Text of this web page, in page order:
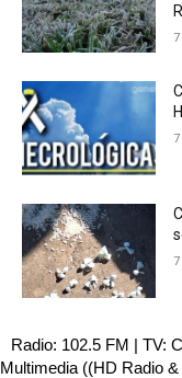
Radio: 102.5 FM | TV:
Multimedia ((HD Radio &